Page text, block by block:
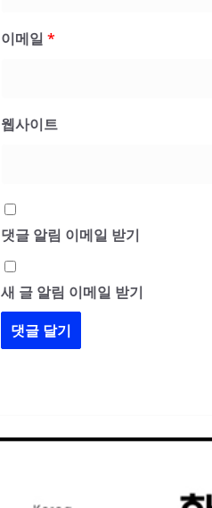
이메일 *
웹사이트
댓글 알림 이메일 받기
새 글 알림 이메일 받기